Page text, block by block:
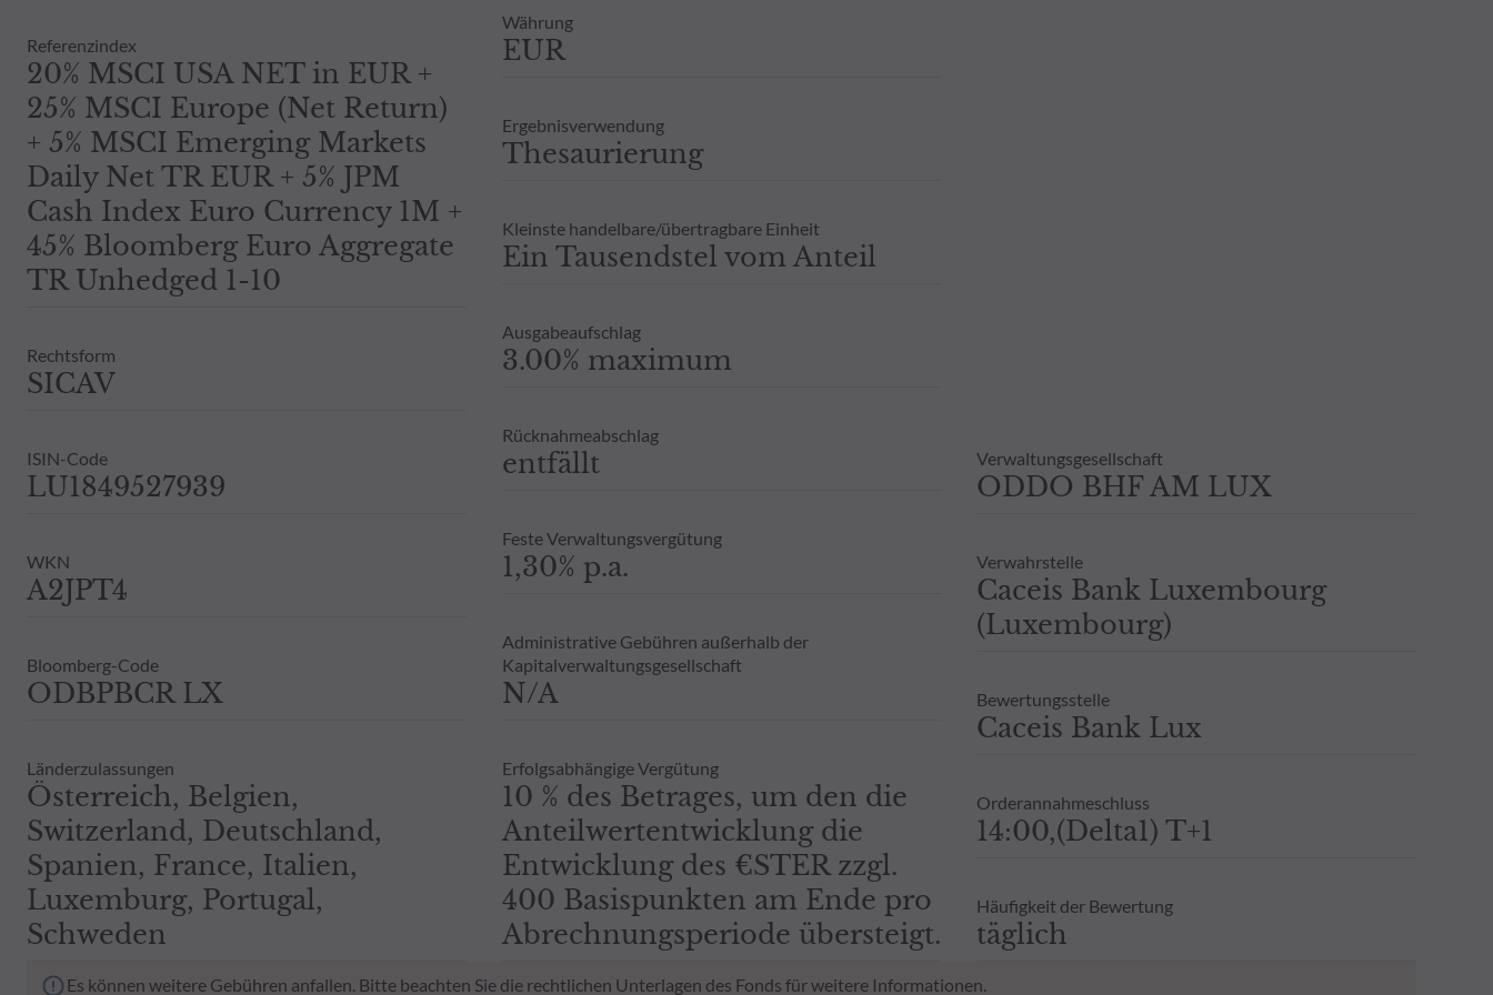
Referenzindex
20% MSCI USA NET in EUR +
25% MSCI Europe (Net Return)
+ 5% MSCI Emerging Markets
Daily Net TR EUR + 5% JPM
Cash Index Euro Currency 1M +
45% Bloomberg Euro Aggregate
TR Unhedged 1-10
Rechtsform
SICAV
ISIN-Code
LU1849527939
WKN
A2JPT4
Bloomberg-Code
ODBPBCR LX
Länderzulassungen
Österreich, Belgien,
Switzerland, Deutschland,
Spanien, France, Italien,
Luxemburg, Portugal,
Schweden
Währung
EUR
Ergebnisverwendung
Thesaurierung
Kleinste handelbare/übertragbare Einheit
Ein Tausendstel vom Anteil
Ausgabeaufschlag
3.00% maximum
Rücknahmeabschlag
entfällt
Feste Verwaltungsvergütung
1,30% p.a.
Administrative Gebühren außerhalb der
Kapitalverwaltungsgesellschaft
N/A
Erfolgsabhängige Vergütung
10 % des Betrages, um den die
Anteilwertentwicklung die
Entwicklung des €STER zzgl.
400 Basispunkten am Ende pro
Abrechnungsperiode übersteigt.
Verwaltungsgesellschaft
ODDO BHF AM LUX
Verwahrstelle
Caceis Bank Luxembourg
(Luxembourg)
Bewertungsstelle
Caceis Bank Lux
Orderannahmeschluss
14:00,(Delta1) T+1
Häufigkeit der Bewertung
täglich
Es können weitere Gebühren anfallen. Bitte beachten Sie die rechtlichen Unterlagen des Fonds für weitere Informationen.
Daher wird empfohlen, sich vor einer Zeichnung an einen Steuerberater zu wenden. Weitere Informationen sind auf Anfrage erhältlich.
Dies beinhaltet bei Vorliegen eines berechtigten Interesses und unter Wahrung einer angemessenen zeitlichen Verzögerung auch
Bestandsinformationen zu allen von ODDO BHF AM GmbH in Deutschland aufgelegten Publikumsfonds. Eine Wertentwicklung in der
Vergangenheit darf nicht als Hinweis oder Garantie für die zukünftige Wertentwicklung angesehen werden, und es wird keine -
ausdrückliche oder stillschweigende - Zusicherung oder Gewährleistung einer zukünftigen Wertentwicklung gegeben.